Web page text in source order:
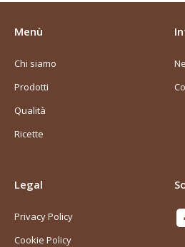
Menù
Chi siamo
Prodotti
Qualità
Ricette
Legal
Privacy Policy
Cookie Policy